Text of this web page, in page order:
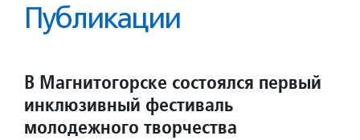
Публикации
В Магнитогорске состоялся первый
инклюзивный фестиваль
молодежного творчества